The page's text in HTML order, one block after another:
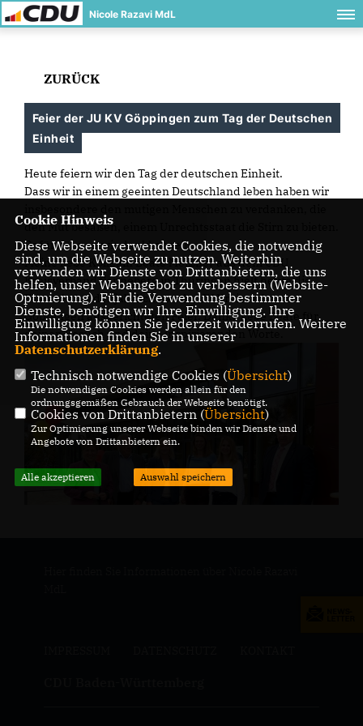
Nicole Razavi MdL
ZURÜCK
Feier der JU KV Göppingen zum Tag der Deutschen
Einheit
Heute feiern wir den Tag der deutschen Einheit.
Dass wir in einem geeinten Deutschland leben haben wir
den Mut besaßen, einem Unrechtsstaat die Stirn zu bieten.
Dafür können wir dankbar sein.
Meine liebe Kollegin Beate Meißner aus dem CDU
Kreisverband Sonneberg in Thüringen hielt heute die
Festrede bei der jährlich von der JU Kreisverband
Göppingen ausgerichteten Feier. Danke liebe Beate für
deinen Besuch und deine inspirierenden Worte.
Cookie Hinweis
Diese Webseite verwendet Cookies, die notwendig
sind, um die Webseite zu nutzen. Weiterhin
verwenden wir Dienste von Drittanbietern, die uns
helfen, unser Webangebot zu verbessern (Website-
Optmierung). Für die Verwendung bestimmter
Dienste, benötigen wir Ihre Einwilligung. Ihre
Einwilligung können Sie jederzeit widerrufen. Weitere
Informationen finden Sie in unserer
Datenschutzerklärung.
Technisch notwendige Cookies (Übersicht)
Die notwendigen Cookies werden allein für den
ordnungsgemäßen Gebrauch der Webseite benötigt.
Cookies von Drittanbietern (Übersicht)
Zur Optimierung unserer Webseite binden wir Dienste und
Angebote von Drittanbietern ein.
Alle akzeptieren Auswahl speichern